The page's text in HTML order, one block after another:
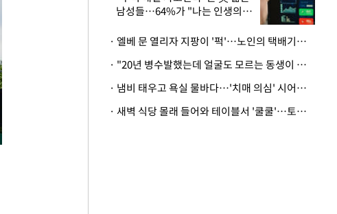
남성들…64%가 "나는 인생의
· 엘베 문 열리자 지팡이 '퍽'…노인의 택배기사 폭행 이유
· "20년 병수발했는데 얼굴도 모르는 동생이 유산 절반을"…배다른 형제 상속권 있을까
· 냄비 태우고 욕실 물바다…'치매 의심' 시어머니 검사 권유했다가 '날벼락'
· 새벽 식당 몰래 들어와 테이블서 '쿨쿨'…토사물 남기고 사라진 남성